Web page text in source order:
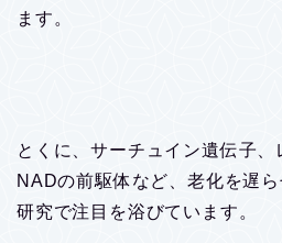
ます。
とくに、サーチュイン遺伝子、
NADの前駆体など、老化を遅
研究で注目を浴びています。